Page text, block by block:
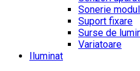
Sonerie
Suport fixare
Surse de
Variatoare
Iluminat